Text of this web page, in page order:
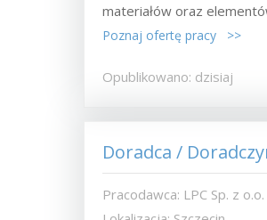
materiałów oraz
Poznaj ofertę pracy >>
Opublikowano: dzisiaj
Doradca /
Pracodawca: LPC Sp. z o.o.